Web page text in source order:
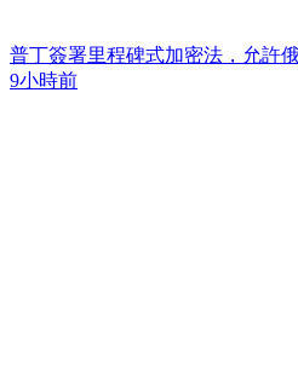
普丁簽署里程碑式加密法，允許
9小時前